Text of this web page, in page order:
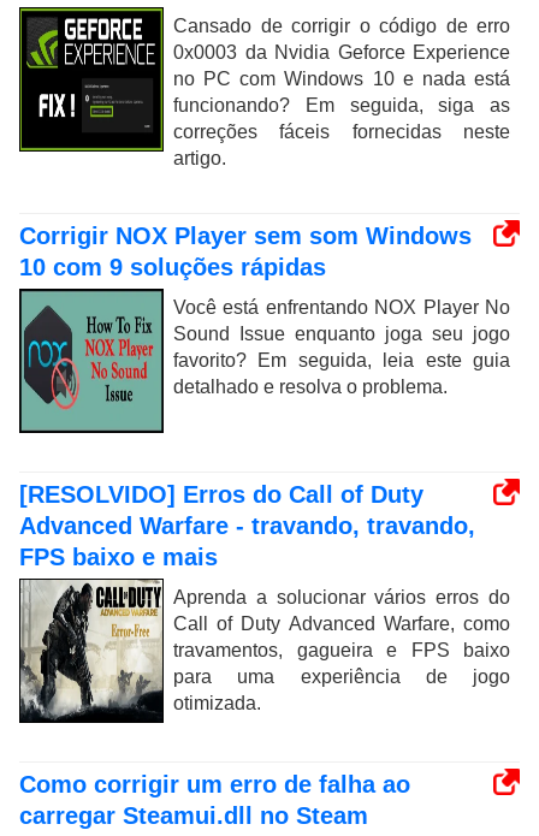
Cansado de corrigir o código de erro
0x0003 da Nvidia Geforce Experience
no PC com Windows 10 e nada está
funcionando? Em seguida, siga as
correções fáceis fornecidas neste
artigo.
Corrigir NOX Player sem som Windows
10 com 9 soluções rápidas
Você está enfrentando NOX Player No
Sound Issue enquanto joga seu jogo
favorito? Em seguida, leia este guia
detalhado e resolva o problema.
[RESOLVIDO] Erros do Call of Duty
Advanced Warfare - travando, travando,
FPS baixo e mais
Aprenda a solucionar vários erros do
Call of Duty Advanced Warfare, como
travamentos, gagueira e FPS baixo
para uma experiência de jogo
otimizada.
Como corrigir um erro de falha ao
carregar Steamui.dll no Steam